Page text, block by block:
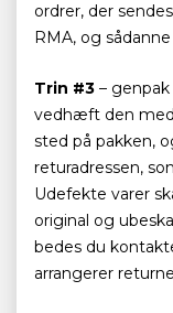
ordrer, der
RMA, og
Trin #3 –
vedhæft den
sted på pakken,
returadressen,
Udefekte varer
original og
bedes du
arrangerer